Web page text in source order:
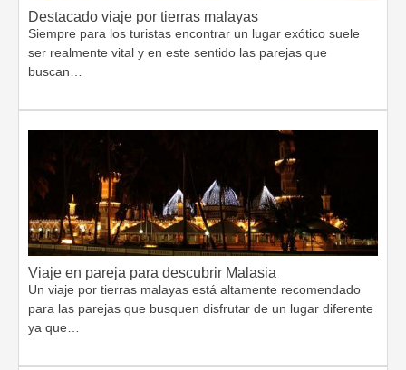
Destacado viaje por tierras malayas
Siempre para los turistas encontrar un lugar exótico suele
ser realmente vital y en este sentido las parejas que
buscan…
Viaje en pareja para descubrir Malasia
Un viaje por tierras malayas está altamente recomendado
para las parejas que busquen disfrutar de un lugar diferente
ya que…